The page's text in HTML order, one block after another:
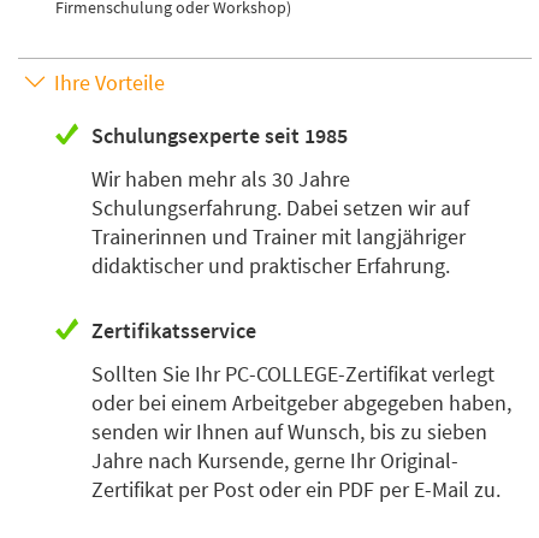
Firmenschulung oder Workshop)
Ihre Vorteile
Schulungsexperte seit 1985
Wir haben mehr als 30 Jahre
Schulungserfahrung. Dabei setzen wir auf
Trainerinnen und Trainer mit langjähriger
didaktischer und praktischer Erfahrung.
Zertifikatsservice
Sollten Sie Ihr PC-COLLEGE-Zertifikat verlegt
oder bei einem Arbeitgeber abgegeben haben,
senden wir Ihnen auf Wunsch, bis zu sieben
Jahre nach Kursende, gerne Ihr Original-
Zertifikat per Post oder ein PDF per E-Mail zu.